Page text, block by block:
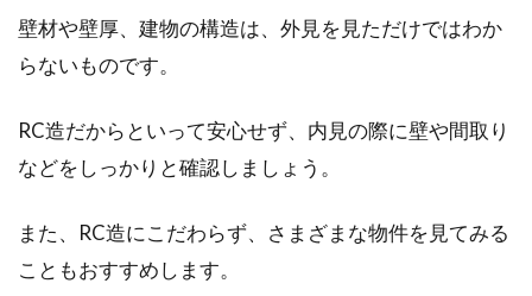
壁材や壁厚、建物の構造は、外見を見ただけではわか
らないものです。
RC造だからといって安心せず、内見の際に壁や間取り
などをしっかりと確認しましょう。
また、RC造にこだわらず、さまざまな物件を見てみる
こともおすすめします。